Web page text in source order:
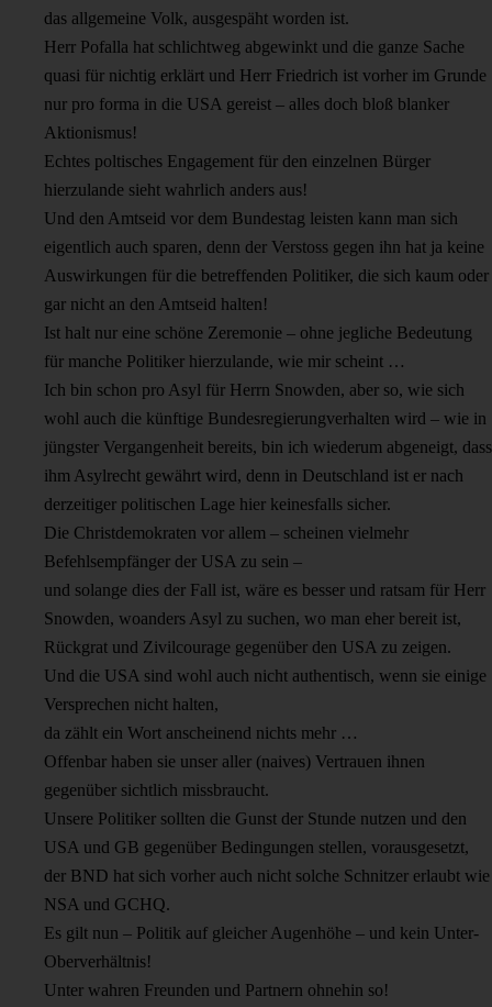
das allgemeine Volk, ausgespäht worden ist.
Herr Pofalla hat schlichtweg abgewinkt und die ganze Sache
quasi für nichtig erklärt und Herr Friedrich ist vorher im Grunde
nur pro forma in die USA gereist – alles doch bloß blanker
Aktionismus!
Echtes poltisches Engagement für den einzelnen Bürger
hierzulande sieht wahrlich anders aus!
Und den Amtseid vor dem Bundestag leisten kann man sich
eigentlich auch sparen, denn der Verstoss gegen ihn hat ja keine
Auswirkungen für die betreffenden Politiker, die sich kaum oder
gar nicht an den Amtseid halten!
Ist halt nur eine schöne Zeremonie – ohne jegliche Bedeutung
für manche Politiker hierzulande, wie mir scheint …
Ich bin schon pro Asyl für Herrn Snowden, aber so, wie sich
wohl auch die künftige Bundesregierungverhalten wird – wie in
jüngster Vergangenheit bereits, bin ich wiederum abgeneigt, dass
ihm Asylrecht gewährt wird, denn in Deutschland ist er nach
derzeitiger politischen Lage hier keinesfalls sicher.
Die Christdemokraten vor allem – scheinen vielmehr
Befehlsempfänger der USA zu sein –
und solange dies der Fall ist, wäre es besser und ratsam für Herr
Snowden, woanders Asyl zu suchen, wo man eher bereit ist,
Rückgrat und Zivilcourage gegenüber den USA zu zeigen.
Und die USA sind wohl auch nicht authentisch, wenn sie einige
Versprechen nicht halten,
da zählt ein Wort anscheinend nichts mehr …
Offenbar haben sie unser aller (naives) Vertrauen ihnen
gegenüber sichtlich missbraucht.
Unsere Politiker sollten die Gunst der Stunde nutzen und den
USA und GB gegenüber Bedingungen stellen, vorausgesetzt,
der BND hat sich vorher auch nicht solche Schnitzer erlaubt wie
NSA und GCHQ.
Es gilt nun – Politik auf gleicher Augenhöhe – und kein Unter-
Oberverhältnis!
Unter wahren Freunden und Partnern ohnehin so!